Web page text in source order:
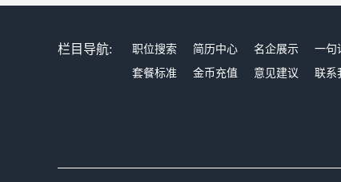
栏目导航: 职位搜索 简历中心 名企展示 一句
套餐标准
金币充值 意见建议 联系